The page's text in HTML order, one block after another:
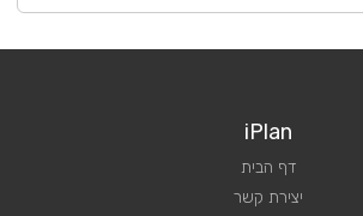
iPlan
דף הבית
יצירת קשר